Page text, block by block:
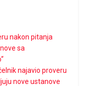
nakon pitanja
sa
najavio proveru
nove ustanove